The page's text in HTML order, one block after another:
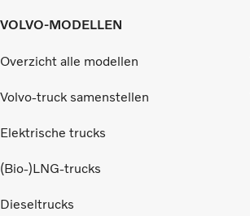
VOLVO-MODELLEN
Overzicht alle modellen
Volvo-truck samenstellen
Elektrische trucks
(Bio-)LNG-trucks
Dieseltrucks